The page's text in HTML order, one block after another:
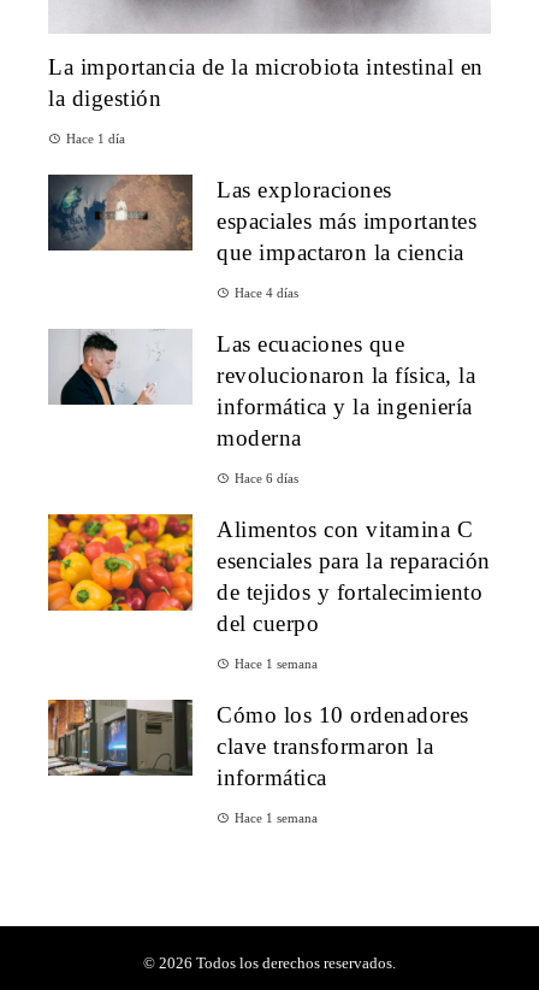
La importancia de la microbiota intestinal en
la digestión
Hace 1 día
Las exploraciones
espaciales más importantes
que impactaron la ciencia
Hace 4 días
Las ecuaciones que
revolucionaron la física, la
informática y la ingeniería
moderna
Hace 6 días
Alimentos con vitamina C
esenciales para la reparación
de tejidos y fortalecimiento
del cuerpo
Hace 1 semana
Cómo los 10 ordenadores
clave transformaron la
informática
Hace 1 semana
© 2026 Todos los derechos reservados.